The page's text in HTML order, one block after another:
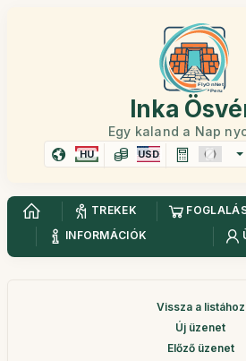
Inka
Egy kaland a Nap
HU USD
TREKEK
INFORMÁCIÓK
Vissza a listához
Új üzenet
Előző üzenet